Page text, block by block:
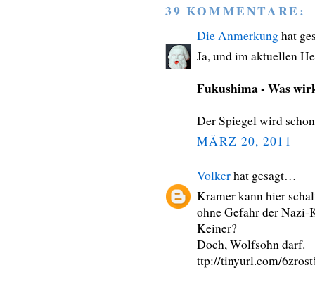
39 KOMMENTARE:
Die Anmerkunghat
Ja, und im aktuellen
Fukushima - Was
Der Spiegel wird
MÄRZ 20, 2011
Volkerhat gesagt…
Kramer kann hier
ohne Gefahr der
Keiner?
Doch, Wolfsohn darf.
ttp://tinyurl.com/